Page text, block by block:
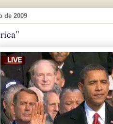
de 2009